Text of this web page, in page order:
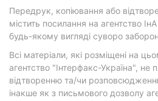
Передрук, копіювання або
містить посилання на агентство
будь-якому вигляді суворо
Всі матеріали, які розміщені на
агентство "Інтерфакс-Україна", не
відтворенню та/чи
інакше як з письмового дозволу